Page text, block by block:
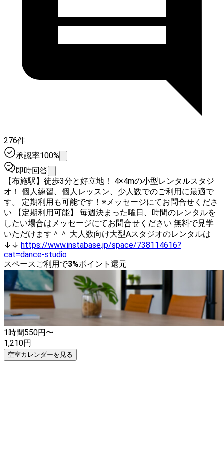
276件
承認率100%
即時回答
【布施駅】徒歩3分と好立地！ 4×4mの小型レンタルスタジ
オ！ 個人練習、個人レッスン、少人数でのご利用に最適で
す。 定期利用も可能です！※メッセージにてお問合せくださ
い 【定期利用可能】 毎週決まった曜日、時間のレンタルを
したい場合はメッセージにてお問合せください 無料で見学
いただけます＾＾ 大人数向け大型Aスタジオのレンタルは
↓↓ https://www.instabase.jp/space/738114616?
cat=dance-studio
スペースご利用で3%ポイント還元
1時間550円〜
1,210円
空室カレンダーを見る